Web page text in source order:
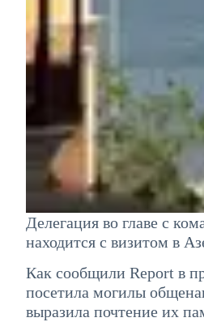
Делегация во главе с
находится с визитом в
Как сообщили Report в
посетила могилы
выразила почтение их